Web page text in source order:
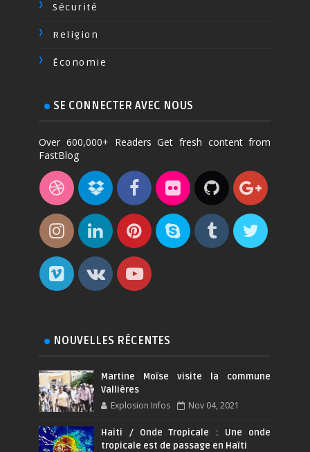
Sécurité
Religion
Économie
SE CONNECTER AVEC NOUS
Over 600,000+ Readers Get fresh content from
FastBlog
NOUVELLES RÉCENTES
Martine Moïse visite la commune
Vallières
Explosion Infos Nov 04, 2021
Haiti / Onde Tropicale : Une onde
tropicale est de passage en Haïti